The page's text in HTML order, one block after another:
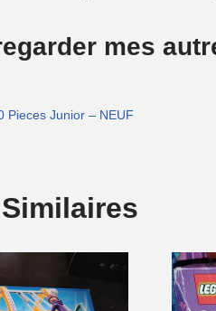
mes
Pieces Junior – NEUF